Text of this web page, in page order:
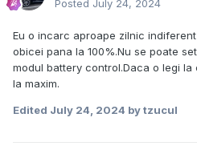
Posted July 24, 2024
Eu o incarc aproape zilnic
obicei pana la 100%.Nu se poate
modul battery control.Daca o legi
la maxim.
Edited July 24, 2024 by tzucul